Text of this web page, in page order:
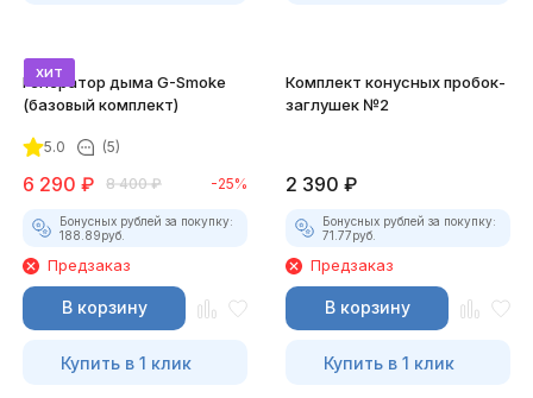
хит
Генератор дыма G-Smoke
(базовый комплект)
5.0 (5)
6 290 ₽ 8 400 ₽ -25%
Бонусных рублей за покупку:
188.89руб.
Предзаказ
В корзину
Купить в 1 клик
Комплект конусных пробок-
заглушек №2
2 390 ₽
Бонусных рублей за покупку:
71.77руб.
Предзаказ
В корзину
Купить в 1 клик